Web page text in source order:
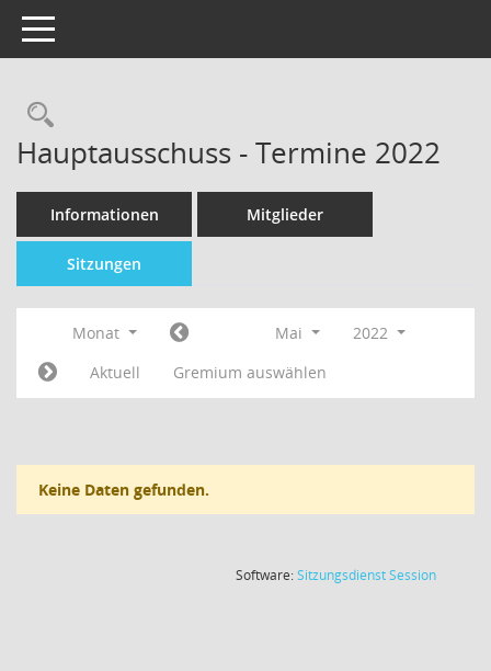
Toggle navigation
Hauptausschuss - Termine 2022
Informationen Mitglieder
Sitzungen
Monat Mai
2022
Aktuell
Gremium auswählen
Keine Daten gefunden.
Software:SitzungsdienstSession(Wird in